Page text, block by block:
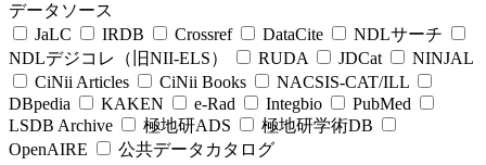
データソース
JaLC
IRDB Crossref DataCite
NDLサーチ
NDLデジコレ（旧NII-ELS）
RUDA JDCat
NINJAL
CiNii Articles
CiNii Books
NACSIS-CAT/ILL
DBpedia
KAKEN e-Rad Integbio
PubMed
LSDB Archive
極地研ADS
極地研学術DB
OpenAIRE
公共データカタログ